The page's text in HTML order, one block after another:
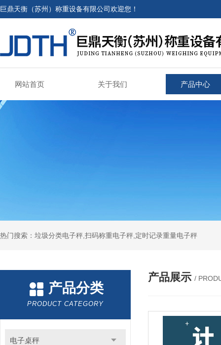
巨鼎天衡（苏州）称重设备有限公司欢迎您！
网站首页 关于我们 产品中心
热门搜索：垃圾分类电子秤,扫码称重电子秤,定时记录重量电子秤
产品分类
PRODUCT CATEGORY
电子桌秤
产品展示 /